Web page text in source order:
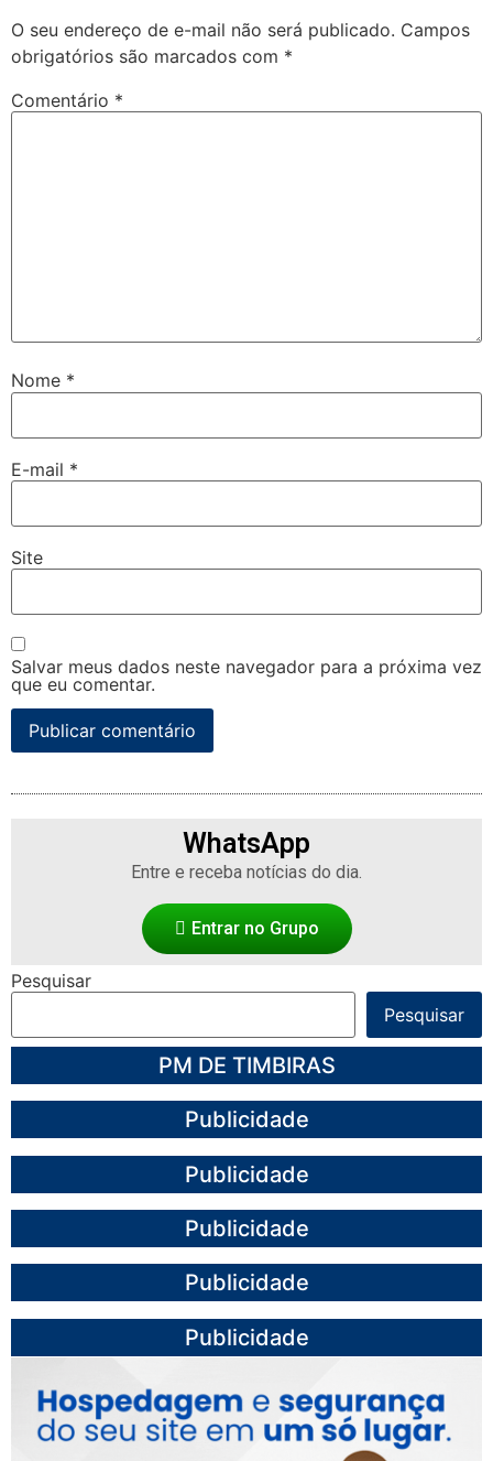
O seu endereço de e-mail não será publicado. Campos
obrigatórios são marcados com *
Comentário *
Nome *
E-mail *
Site
Salvar meus dados neste navegador para a próxima vez
que eu comentar.
WhatsApp
Entre e receba notícias do dia.
Entrar no Grupo
Pesquisar
Pesquisar
PM DE TIMBIRAS
Publicidade
Publicidade
Publicidade
Publicidade
Publicidade